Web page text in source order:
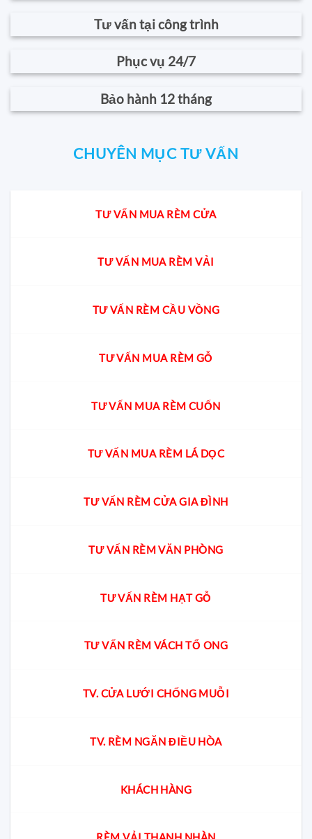
Tư vấn tại công trình
Phục vụ 24/7
Bảo hành 12 tháng
CHUYÊN MỤC TƯ VẤN
TƯ VẤN MUA RÈM CỬA
TƯ VẤN MUA RÈM VẢI
TƯ VẤN RÈM CẦU VỒNG
TƯ VẤN MUA RÈM GỖ
TƯ VẤN MUA RÈM CUỐN
TƯ VẤN MUA RÈM LÁ DỌC
TƯ VẤN RÈM CỬA GIA ĐÌNH
TƯ VẤN RÈM VĂN PHÒNG
TƯ VẤN RÈM HẠT GỖ
TƯ VẤN RÈM VÁCH TỔ ONG
TV. CỬA LƯỚI CHỐNG MUỖI
TV. RÈM NGĂN ĐIỀU HÒA
KHÁCH HÀNG